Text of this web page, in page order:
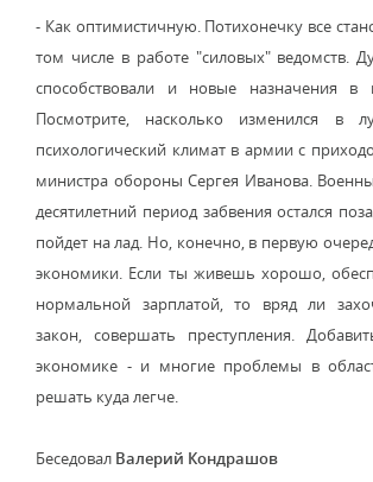
- Как оптимистичную. Потихонечку все
том числе в работе "силовых" ведомств.
способствовали и новые назначения в
Посмотрите, насколько изменился в
психологический климат в армии с
министра обороны Сергея Иванова.
десятилетний период забвения остался
пойдет на лад. Но, конечно, в первую
экономики. Если ты живешь хорошо,
нормальной зарплатой, то вряд ли
закон, совершать преступления.
экономике - и многие проблемы в
решать куда легче.
Беседовал Валерий Кондрашов